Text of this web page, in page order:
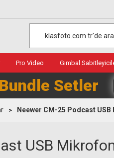
Pro Video Gimbal
Bundle Setler
Neewer CM-25 Podcast
USB